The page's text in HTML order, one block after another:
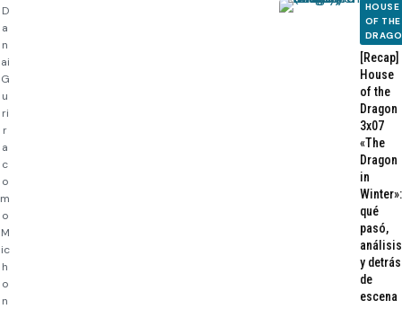
D
a
n
ai
G
u
ri
r
a
c
o
m
o
M
ic
h
o
n
HOUSE
OF THE
[Recap]
House
of the
Dragon
3x07
«The
Dragon
in
Winter»:
qué
pasó,
análisis
y detrás
de
escena